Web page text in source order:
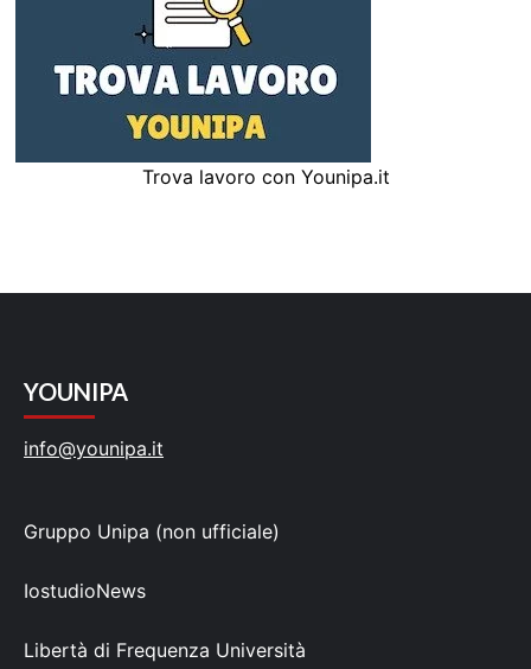
Trova lavoro con Younipa.it
YOUNIPA
info@younipa.it
Gruppo Unipa (non ufficiale)
IostudioNews
Libertà di Frequenza Università